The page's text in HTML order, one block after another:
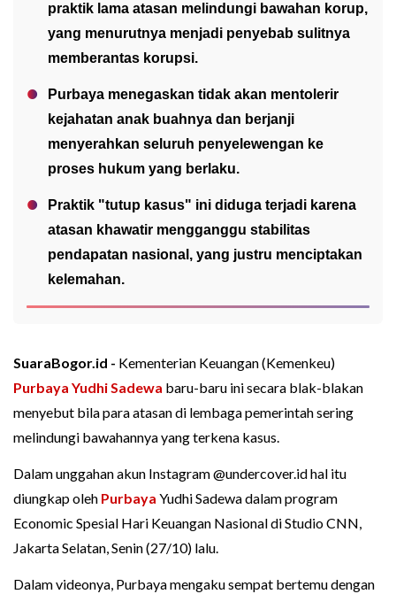
praktik lama atasan melindungi bawahan korup,
yang menurutnya menjadi penyebab sulitnya
memberantas korupsi.
Purbaya menegaskan tidak akan mentolerir
kejahatan anak buahnya dan berjanji
menyerahkan seluruh penyelewengan ke
proses hukum yang berlaku.
Praktik "tutup kasus" ini diduga terjadi karena
atasan khawatir mengganggu stabilitas
pendapatan nasional, yang justru menciptakan
kelemahan.
SuaraBogor.id - Kementerian Keuangan (Kemenkeu)
Purbaya Yudhi Sadewa baru-baru ini secara blak-blakan
menyebut bila para atasan di lembaga pemerintah sering
melindungi bawahannya yang terkena kasus.
Dalam unggahan akun Instagram @undercover.id hal itu
diungkap oleh Purbaya Yudhi Sadewa dalam program
Economic Spesial Hari Keuangan Nasional di Studio CNN,
Jakarta Selatan, Senin (27/10) lalu.
Dalam videonya, Purbaya mengaku sempat bertemu dengan